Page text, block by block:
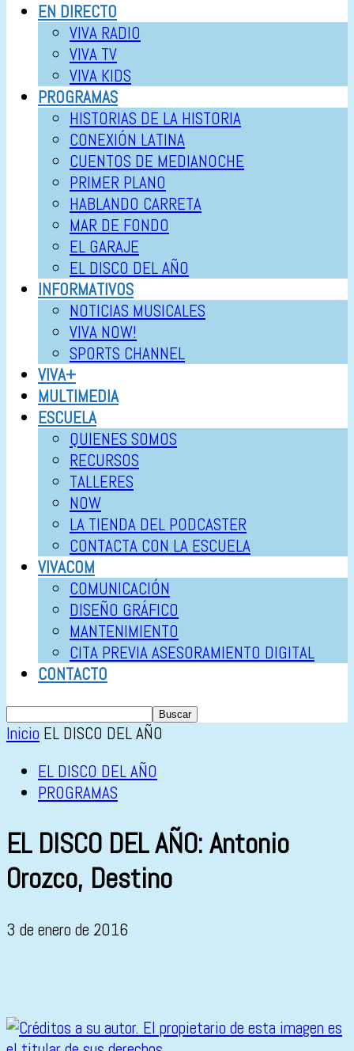
EN DIRECTO
VIVA RADIO
VIVA TV
VIVA KIDS
PROGRAMAS
HISTORIAS DE LA HISTORIA
CONEXIÓN LATINA
CUENTOS DE MEDIANOCHE
PRIMER PLANO
HABLANDO CARRETA
MAR DE FONDO
EL GARAJE
EL DISCO DEL AÑO
INFORMATIVOS
NOTICIAS MUSICALES
VIVA NOW!
SPORTS CHANNEL
VIVA+
MULTIMEDIA
ESCUELA
QUIENES SOMOS
RECURSOS
TALLERES
NOW
LA TIENDA DEL PODCASTER
CONTACTA CON LA ESCUELA
VIVACOM
COMUNICACIÓN
DISEÑO GRÁFICO
MANTENIMIENTO
CITA PREVIA ASESORAMIENTO DIGITAL
CONTACTO
Inicio EL DISCO DEL AÑO
EL DISCO DEL AÑO
PROGRAMAS
EL DISCO DEL AÑO: Antonio
Orozco, Destino
3 de enero de 2016